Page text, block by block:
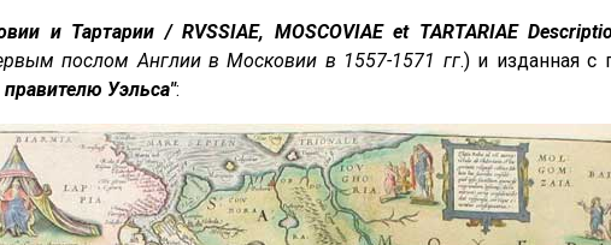
и Тартарии / RVSSIAE, MOSCOVIAE et TARTARIAE
послом Англии в Московии в 1557-1571 гг.) и изданная с
Уэльса":